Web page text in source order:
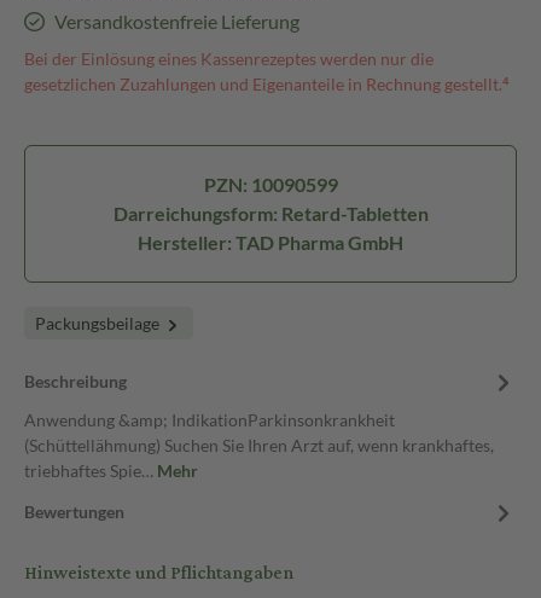
Versandkostenfreie Lieferung
Bei der Einlösung eines Kassenrezeptes werden nur die
gesetzlichen Zuzahlungen und Eigenanteile in Rechnung gestellt.⁴
PZN: 10090599
Darreichungsform: Retard-Tabletten
Hersteller: TAD Pharma GmbH
Packungsbeilage
Beschreibung
Anwendung &amp; IndikationParkinsonkrankheit
(Schüttellähmung) Suchen Sie Ihren Arzt auf, wenn krankhaftes,
triebhaftes Spie… Mehr
Bewertungen
Hinweistexte und Pflichtangaben